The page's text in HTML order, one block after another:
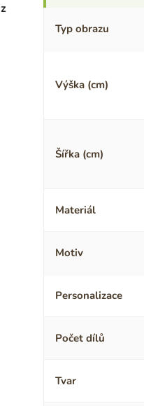
Typ obrazu
Výška (cm)
Šířka (cm)
Materiál
Motiv
Personalizace
Počet dílů
Tvar